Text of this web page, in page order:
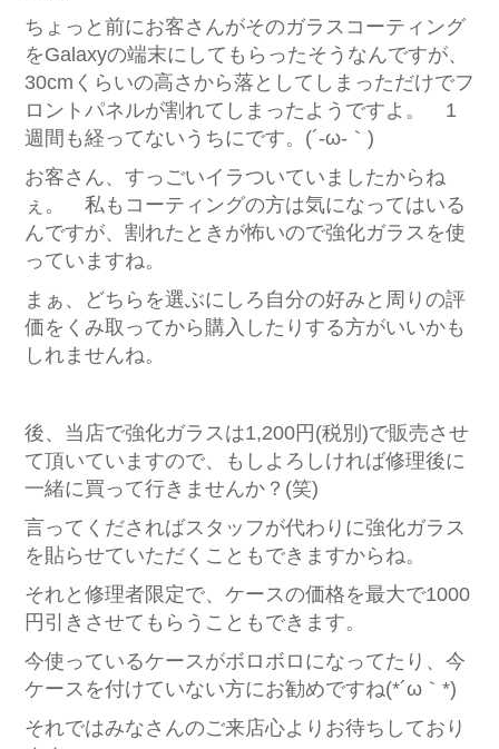
ちょっと前にお客さんがそのガラスコーティング
をGalaxyの端末にしてもらったそうなんですが、
30cmくらいの高さから落としてしまっただけでフ
ロントパネルが割れてしまったようですよ。 1
週間も経ってないうちにです。(´-ω-｀)
お客さん、すっごいイラついていましたからね
ぇ。 私もコーティングの方は気になってはいる
んですが、割れたときが怖いので強化ガラスを使
っていますね。
まぁ、どちらを選ぶにしろ自分の好みと周りの評
価をくみ取ってから購入したりする方がいいかも
しれませんね。
後、当店で強化ガラスは1,200円(税別)で販売させ
て頂いていますので、もしよろしければ修理後に
一緒に買って行きませんか？(笑)
言ってくださればスタッフが代わりに強化ガラス
を貼らせていただくこともできますからね。
それと修理者限定で、ケースの価格を最大で1000
円引きさせてもらうこともできます。
今使っているケースがボロボロになってたり、今
ケースを付けていない方にお勧めですね(*´ω｀*)
それではみなさんのご来店心よりお待ちしており